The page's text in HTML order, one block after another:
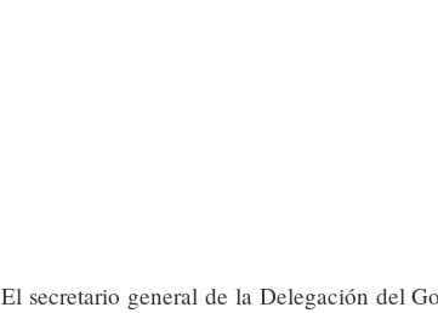
El secretario general de la Delegación del